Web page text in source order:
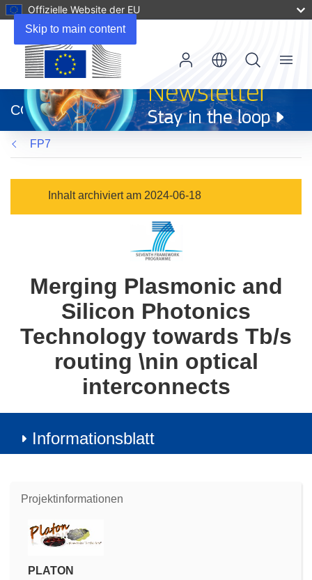
Skip to main content
Offizielle Website der EU
neuem
Fenster)
CORDIS
Menu
FP7
Inhalt archiviert am 2024-06-18
Merging Plasmonic and
Silicon Photonics
Technology towards Tb/s
routing \nin optical
interconnects
Informationsblatt
Projektinformationen
PLATON